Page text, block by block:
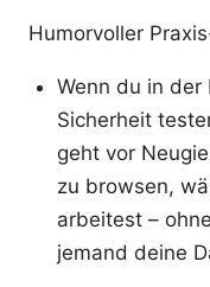
Humorvoller
Wenn du in
Sicherheit
geht vor
zu browsen,
arbeitest –
jemand deine